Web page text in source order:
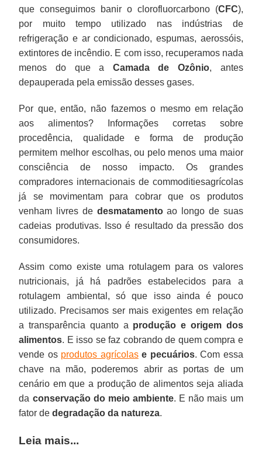
que conseguimos banir o clorofluorcarbono (CFC),
por muito tempo utilizado nas indústrias de
refrigeração e ar condicionado, espumas, aerossóis,
extintores de incêndio. E com isso, recuperamos nada
menos do que a Camada de Ozônio, antes
depauperada pela emissão desses gases.
Por que, então, não fazemos o mesmo em relação
aos alimentos? Informações corretas sobre
procedência, qualidade e forma de produção
permitem melhor escolhas, ou pelo menos uma maior
consciência de nosso impacto. Os grandes
compradores internacionais de commoditiesagrícolas
já se movimentam para cobrar que os produtos
venham livres de desmatamentoao longo de suas
cadeias produtivas. Isso é resultado da pressão dos
consumidores.
Assim como existe uma rotulagem para os valores
nutricionais, já há padrões estabelecidos para a
rotulagem ambiental, só que isso ainda é pouco
utilizado. Precisamos ser mais exigentes em relação
a transparência quanto a produção e origem dos
alimentos. E isso se faz cobrando de quem compra e
vende os produtos agrícolase pecuários. Com essa
chave na mão, poderemos abrir as portas de um
cenário em que a produção de alimentos seja aliada
da conservação do meio ambiente. E não mais um
fator dedegradação da natureza.
Leia mais...